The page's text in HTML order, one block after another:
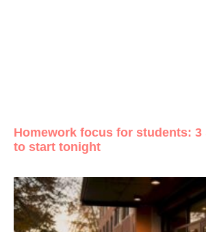
Homework focus for students:
to start tonight